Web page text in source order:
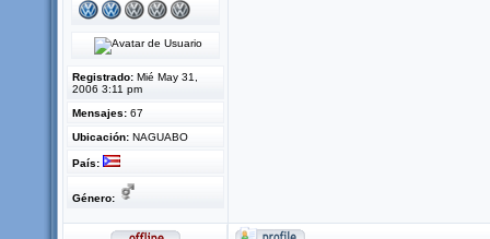
Registrado: Mié May 31,
2006 3:11 pm
Mensajes: 67
Ubicación: NAGUABO
País:
Género: